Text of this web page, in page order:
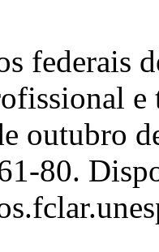
federais
outubro
80.